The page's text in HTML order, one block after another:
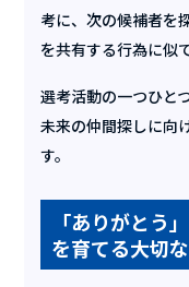
考に、次の候補者を
を共有する行為に似
選考活動の一つひと
未来の仲間探しに向
す。
「ありがとう
を育てる大切